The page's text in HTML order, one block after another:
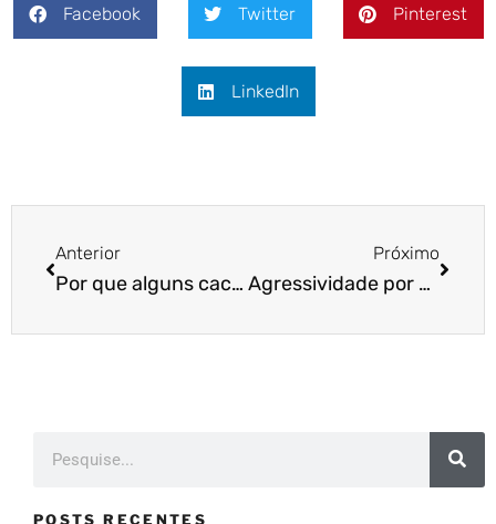
Facebook Twitter Pinterest
LinkedIn
Anterior
Por que alguns cachorros destroem brinquedos?
Próximo
Agressividade por medo
POSTS RECENTES